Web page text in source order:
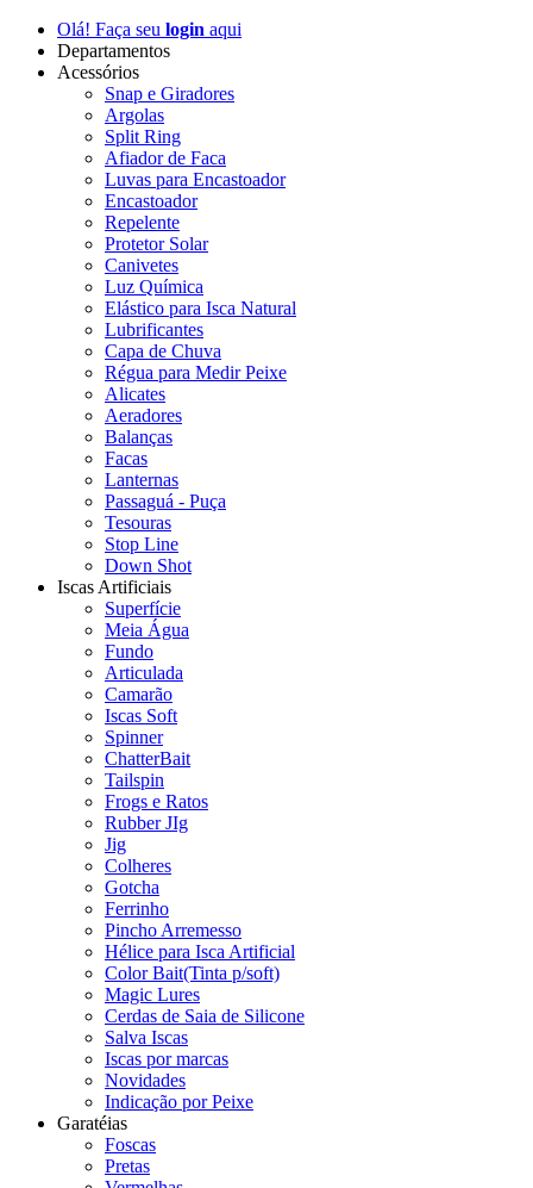
Olá! Faça seu login aqui
Departamentos
Acessórios
Snap e Giradores
Argolas
Split Ring
Afiador de Faca
Luvas para Encastoador
Encastoador
Repelente
Protetor Solar
Canivetes
Luz Química
Elástico para Isca Natural
Lubrificantes
Capa de Chuva
Régua para Medir Peixe
Alicates
Aeradores
Balanças
Facas
Lanternas
Passaguá - Puça
Tesouras
Stop Line
Down Shot
Iscas Artificiais
Superfície
Meia Água
Fundo
Articulada
Camarão
Iscas Soft
Spinner
ChatterBait
Tailspin
Frogs e Ratos
Rubber JIg
Jig
Colheres
Gotcha
Ferrinho
Pincho Arremesso
Hélice para Isca Artificial
Color Bait(Tinta p/soft)
Magic Lures
Cerdas de Saia de Silicone
Salva Iscas
Iscas por marcas
Novidades
Indicação por Peixe
Garatéias
Foscas
Pretas